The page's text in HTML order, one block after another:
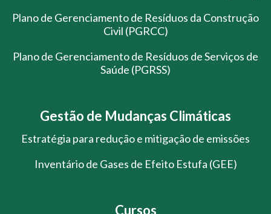
Plano de Gerenciamento de Resíduos da Construção
Civil (PGRCC)
Plano de Gerenciamento de Resíduos de Serviços de
Saúde (PGRSS)
Gestão de Mudanças Climáticas
Estratégia para redução e mitigação de emissões
Inventário de Gases de Efeito Estufa (GEE)
Cursos